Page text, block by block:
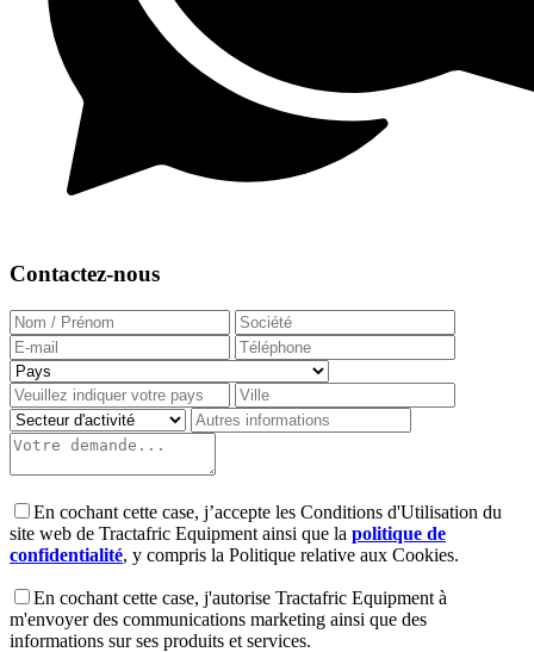
Contactez-nous
En cochant cette case, j’accepte les Conditions d'Utilisation du
site web de Tractafric Equipment ainsi que la politique de
confidentialité, y compris la Politique relative aux Cookies.
En cochant cette case, j'autorise Tractafric Equipment à
m'envoyer des communications marketing ainsi que des
informations sur ses produits et services.